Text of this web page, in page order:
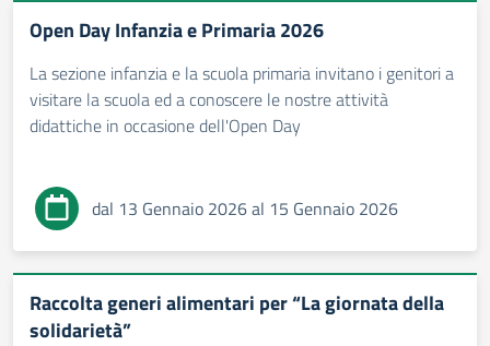
Open Day Infanzia e Primaria 2026
La sezione infanzia e la scuola primaria invitano i genitori a
visitare la scuola ed a conoscere le nostre attività
didattiche in occasione dell'Open Day
dal 13 Gennaio 2026 al 15 Gennaio 2026
Raccolta generi alimentari per “La giornata della
solidarietà”